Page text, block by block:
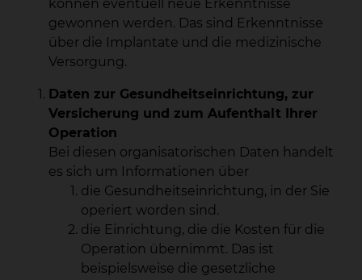
können eventuell neue Erkenntnisse
gewonnen werden. Das sind Erkenntnisse
über die Implantate und die medizinische
Versorgung.
Daten zur Gesundheitseinrichtung, zur
Versicherung und zum Aufenthalt Ihrer
Operation
Bei diesen organisatorischen Daten handelt
es sich um Informationen über
die Gesundheitseinrichtung, in der Sie
operiert worden sind.
die Einrichtung, die die Kosten für die
Operation übernimmt. Das ist
beispielsweise die gesetzliche